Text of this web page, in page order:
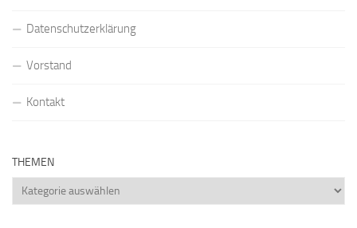
Datenschutzerklärung
Vorstand
Kontakt
THEMEN
Themen